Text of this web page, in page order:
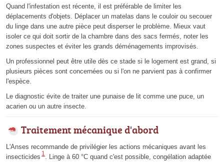
Quand l'infestation est récente, il est préférable de limiter les
déplacements d'objets. Déplacer un matelas dans le couloir ou secouer
du linge dans une autre pièce peut disperser le problème. Mieux vaut
isoler ce qui doit sortir de la chambre dans des sacs fermés, noter les
zones suspectes et éviter les grands déménagements improvisés.
Un professionnel peut être utile dès ce stade si le logement est grand, si
plusieurs pièces sont concernées ou si l'on ne parvient pas à confirmer
l'espèce.
Le diagnostic évite de traiter une punaise de lit comme une puce, un
acarien ou un autre insecte.
Traitement mécanique d'abord
L'Anses recommande de privilégier les actions mécaniques avant les
insecticides 1
. Linge à 60 °C quand c'est possible, congélation adaptée